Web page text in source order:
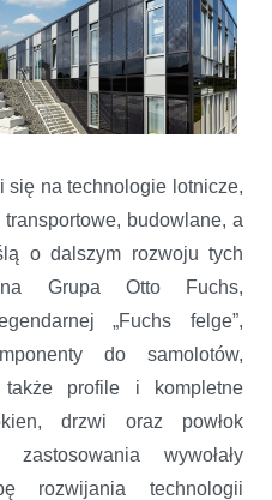
się na technologie lotnicze,
budowlane, a
o dalszym rozwoju tych
Grupa Otto Fuchs,
„Fuchs felge”,
do samolotów,
także profile i kompletne
drzwi oraz powłok
zastosowania wywołały
rozwijania technologii